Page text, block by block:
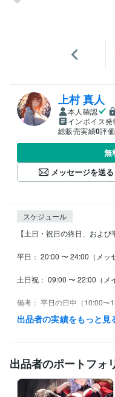
上村 真人
本人確認
インボイス
総販売実績0評価
無
メッセージを送る
スケジュール
【土日・祝日の終日、および
平日： 20:00 〜 24:00（メッ
土日祝： 09:00 〜 22:00（メ
備考： 平日の日中（10:00〜
難しい場合がございます。24
エンジニア / システムエン
エンジニア / 製品エンジニア
エンジニア / 情報システム
PM・PO・ディレクター /
出品者の実績をもっと見
出品者のポートフォ